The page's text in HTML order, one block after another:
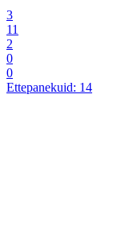
3
11
2
0
0
Ettepanekuid: 14